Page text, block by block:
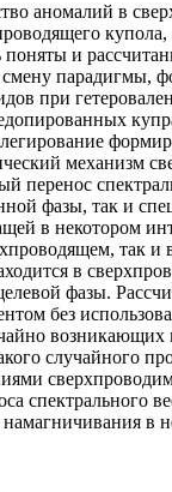
аномалий в
поняты и
смену
при
механизм
перенос
фазы, так и
в некотором
так
в
фазы.
без
случайного
спектрального
в